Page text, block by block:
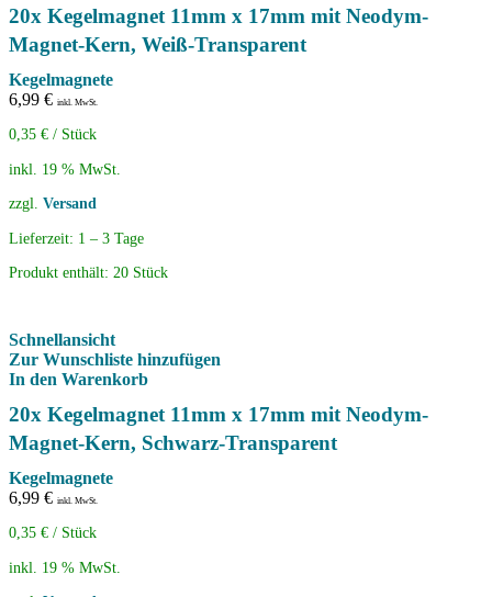
20x Kegelmagnet 11mm x 17mm mit Neodym-
Magnet-Kern, Weiß-Transparent
Kegelmagnete
6,99 € inkl. MwSt.
0,35 € / Stück
inkl. 19 % MwSt.
zzgl. Versand
Lieferzeit: 1 – 3 Tage
Produkt enthält: 20 Stück
Schnellansicht
Zur Wunschliste hinzufügen
In den Warenkorb
20x Kegelmagnet 11mm x 17mm mit Neodym-
Magnet-Kern, Schwarz-Transparent
Kegelmagnete
6,99 € inkl. MwSt.
0,35 € / Stück
inkl. 19 % MwSt.